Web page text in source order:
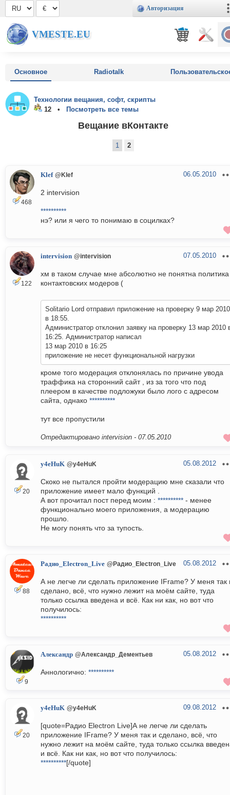
Авторизация
VMESTE.EU
Основное Radiotalk
Технологии вещания, софт, скрипты
12 •
Посмотреть все темы
Вещание вКонтакте
1 2
468
Klef @Klef 06.05.2010
2 intervision
**********
нэ? или я чего то понимаю в социлках?
122
intervision @intervision 07.05.2010
хм в таком случае мне абсолютно не понятна политика
контактовских модеров (
Solitario Lord отправил приложение на проверку 9 мар 2010
в 18:55.
Администратор отклонил заявку на проверку 13 мар 2010
16:25. Администратор написал
13 мар 2010 в 16:25
приложение не несет функциональной нагрузки
кроме того модерация отклонялась по причине увода
траффика на сторонний сайт , из за того что под
плеером в качестве подложуки было лого с адресом
сайта, однако **********
тут все пропустили
Отредактировано intervision - 07.05.2010
20
y4eHuK @y4eHuK 05.08.2012
Скоко не пытался пройти модерацию мне сказали что
приложение имеет мало функций .
А вот прочитал пост перед моим : ********** - менее
функционально моего приложения, а модерацию
прошло.
Не могу понять что за тупость.
88
Радио_Electron_Live @Радио_Electron_Live 05.08.2012
А не легче ли сделать приложение IFrame? У меня так
сделано, всё, что нужно лежит на моём сайте, туда
только ссылка введена и всё. Как ни как, но вот что
получилось:
**********
9
Александр @Александр_Дементьев 05.08.2012
Аннологично: **********
20
y4eHuK @y4eHuK 09.08.2012
[quote=Радио Electron Live]А не легче ли сделать
приложение IFrame? У меня так и сделано, всё, что
нужно лежит на моём сайте, туда только ссылка
и всё. Как ни как, но вот что получилось:
**********[/quote]